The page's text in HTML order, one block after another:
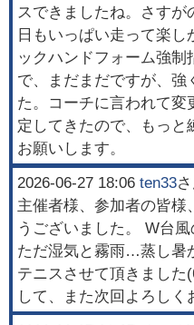
スできましたね。さすが
日もいっぱい走って楽
ックハンドフォーム強
で、まだまだですが、強
た。コーチに言われて変
定してきたので、もっと
お願いします。
2026-06-27 18:06 ten33
主催者様、参加者の皆様
うございました。 W台
ただ湿気と霧雨…蒸し暑
テニスさせて頂きました
して、また次回よろしく